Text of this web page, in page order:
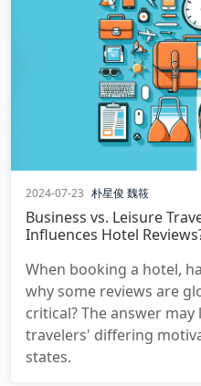
2024-07-23 朴星俊 魏筱
Business vs. Leisure
Influences Hotel
When booking a hotel,
why some reviews are
critical? The answer
travelers' differing
states.